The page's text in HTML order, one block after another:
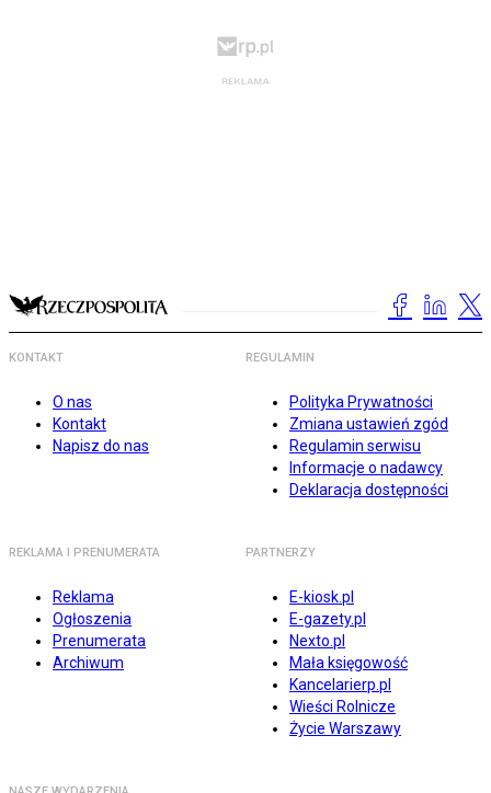
KONTAKT
O nas
Kontakt
Napisz do nas
REGULAMIN
Polityka Prywatności
Zmiana ustawień zgód
Regulamin serwisu
Informacje o nadawcy
Deklaracja dostępności
REKLAMA I PRENUMERATA
Reklama
Ogłoszenia
Prenumerata
Archiwum
PARTNERZY
E-kiosk.pl
E-gazety.pl
Nexto.pl
Mała księgowość
Kancelarierp.pl
Wieści Rolnicze
Życie Warszawy